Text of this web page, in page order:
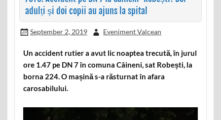
adulți și doi copii au ajuns la spital
September 2, 2019 Eveniment Valcean
Un accident rutier a avut lic noaptea trecută, în jurul
ore 1.47 pe DN 7 în comuna Câineni, sat Robești, la
borna 224. O mașină s-a răsturnat în afara
carosabilului.